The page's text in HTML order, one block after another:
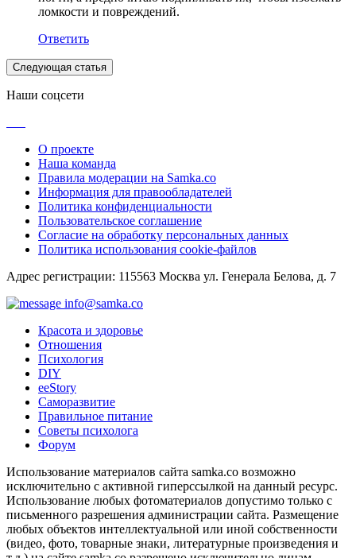
ломкости и повреждений.
Ответить
Следующая статья
Наши соцсети
О проекте
Наша команда
Правила модерации на Samka.co
Информация для правообладателей
Политика конфиденциальности
Пользовательское соглашение
Согласие на обработку персональных данных
Политика использования cookie-файлов
Адрес регистрации: 115563 Москва ул. Генерала Белова, д. 7
info@samka.co
Красота и здоровье
Отношения
Психология
DIY
ееStory
Саморазвитие
Правильное питание
Советы психолога
Форум
Использование материалов сайта samka.co возможно
исключительно с активной гиперссылкой на данный ресурс.
Использование любых фотоматериалов допустимо только с
письменного разрешения администрации сайта. Размещение
любых объектов интеллектуальной или иной собственности
(видео, фото, товарные знаки, литературные произведения и